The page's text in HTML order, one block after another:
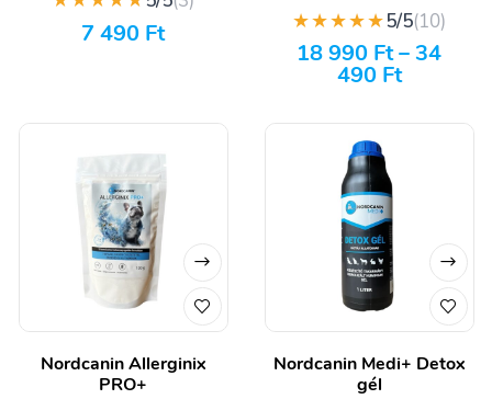
7 490 Ft ★★★★★5/5(10)
18 990 Ft–34
490 Ft
Nordcanin Allerginix
PRO+
Nordcanin Medi+ Detox
gél